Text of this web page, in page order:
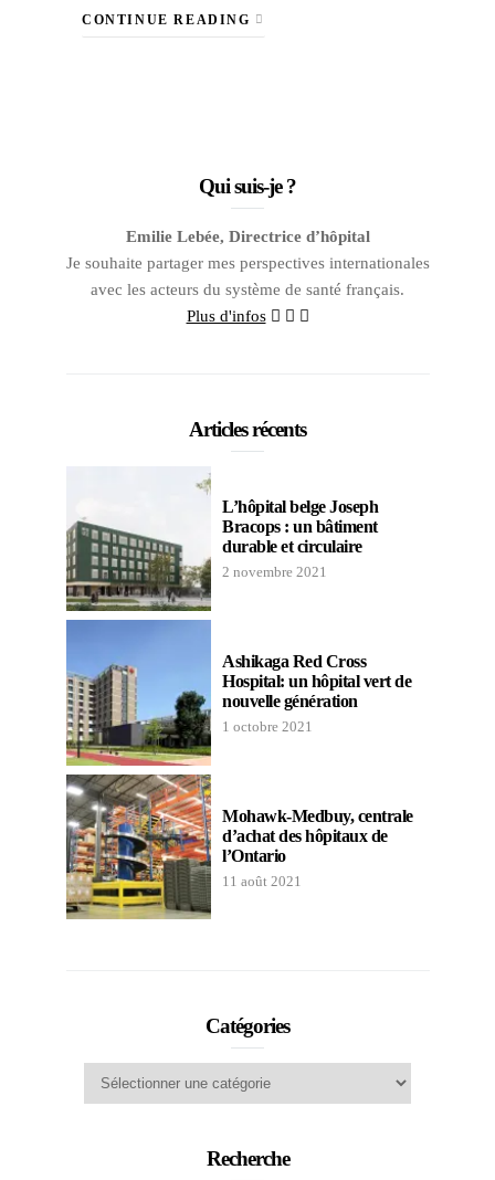
CONTINUE READING
Qui suis-je ?
Emilie Lebée, Directrice d’hôpital
Je souhaite partager mes perspectives internationales
avec les acteurs du système de santé français.
Plus d'infos
Articles récents
L’hôpital belge Joseph
Bracops : un bâtiment
durable et circulaire
2 novembre 2021
Ashikaga Red Cross
Hospital: un hôpital vert de
nouvelle génération
1 octobre 2021
Mohawk-Medbuy, centrale
d’achat des hôpitaux de
l’Ontario
11 août 2021
Catégories
Catégories
Recherche